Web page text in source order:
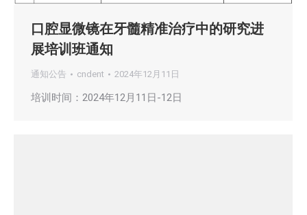
口腔显微镜在牙髓精准治疗中的研究进
展培训班通知
通知公告 cndent 2024年12月11日
培训时间：2024年12月11日-12日